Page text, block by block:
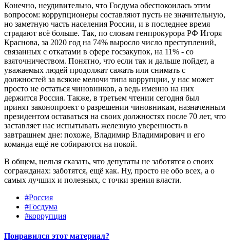
Конечно, неудивительно, что Госдума обеспокоилась этим
вопросом: коррупционеры составляют пусть не значительную,
но заметную часть населения России, и в последнее время
страдают всё больше. Так, по словам генпрокурора РФ Игоря
Краснова, за 2020 год на 74% выросло число преступлений,
связанных с откатами в сфере госзакупок, на 11% - со
взяточничеством. Понятно, что если так и дальше пойдет, а
уважаемых людей продолжат сажать или снимать с
должностей за всякие мелочи типа коррупции, у нас может
просто не остаться чиновников, а ведь именно на них
держится Россия. Также, в третьем чтении сегодня был
принят законопроект о разрешении чиновникам, назначенным
президентом оставаться на своих должностях после 70 лет, что
заставляет нас испытывать железную уверенность в
завтрашнем дне: похоже, Владимир Владимирович и его
команда ещё не собираются на покой.
В общем, нельзя сказать, что депутаты не заботятся о своих
согражданах: заботятся, ещё как. Ну, просто не обо всех, а о
самых лучших и полезных, с точки зрения власти.
#Россия
#Госдума
#коррупция
Понравился этот материал?